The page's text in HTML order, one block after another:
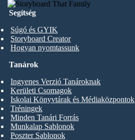
Segítség
Súgó és GYIK
Storyboard Creator
Hogyan nyomtassunk
Tanárok
Ingyenes Verzió Tanároknak
Kerületi Csomagok
Iskolai Könyvtárak és Médiaközpontok
Tréningek
Minden Tanári Forrás
Munkalap Sablonok
Poszter Sablonok